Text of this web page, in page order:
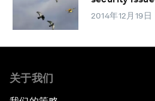
2014年12月19日
关于我们